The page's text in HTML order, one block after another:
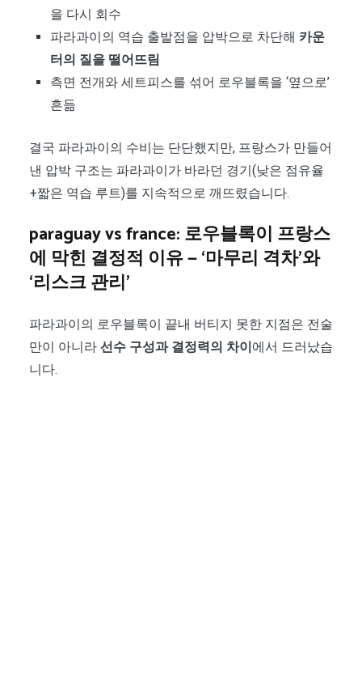
을 다시 회수
파라과이의 역습 출발점을 압박으로 차단해 카운
터의 질을 떨어뜨림
측면 전개와 세트피스를 섞어 로우블록을 ‘옆으로’
흔듦
결국 파라과이의 수비는 단단했지만, 프랑스가 만들어
낸 압박 구조는 파라과이가 바라던 경기(낮은 점유율
+짧은 역습 루트)를 지속적으로 깨뜨렸습니다.
paraguay vs france: 로우블록이 프랑스
에 막힌 결정적 이유 — ‘마무리 격차’와
‘리스크 관리’
파라과이의 로우블록이 끝내 버티지 못한 지점은 전술
만이 아니라 선수 구성과 결정력의 차이 에서 드러났습
니다.